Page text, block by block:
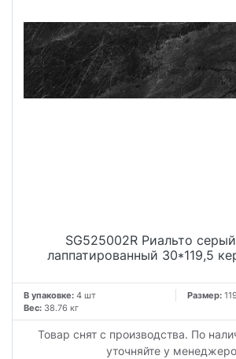
SG525002R Риальто
лаппатированный 30*119,5
В упаковке: 4 шт Размер:
Вес: 38.76 кг
Товар снят с производства. По
уточняйте у